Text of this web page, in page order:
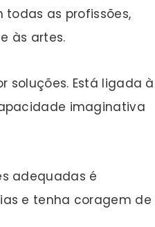
as profissões,
às artes.
soluções. Está ligada à
imaginativa
adequadas é
e tenha coragem de